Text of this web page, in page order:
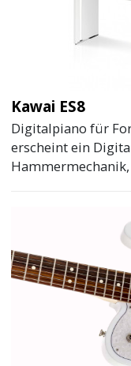
Kawai ES8
Digitalpiano für
erscheint ein